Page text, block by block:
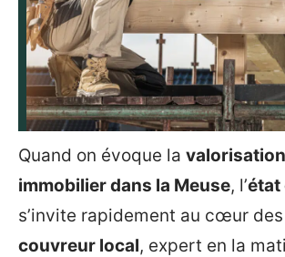
Quand on évoque la valorisation
immobilier dans la Meuse, l’état
s’invite rapidement au cœur
couvreur local, expert en la